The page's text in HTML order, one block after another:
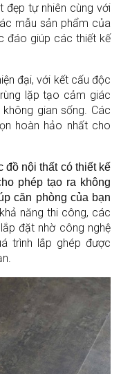
đẹp tự nhiên cùng với
mẫu sản phẩm của
đáo giúp các thiết kế
đại, với kết cấu độc
lặp tạo cảm giác
gian sống. Các
hoàn hảo nhất cho
đồ nội thất có thiết kế
phép tạo ra không
căn phòng của bạn
năng thi công, các
đặt nhờ công nghệ
trình lắp ghép được